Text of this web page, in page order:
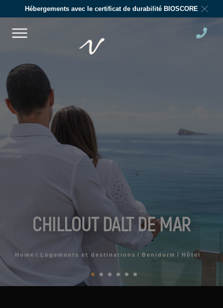
Hébergements avec le certificat de durabilité BIOSCORE
CHILLOUT DALT DE MAR
Home Logements et destinations Benidorm Hôtel